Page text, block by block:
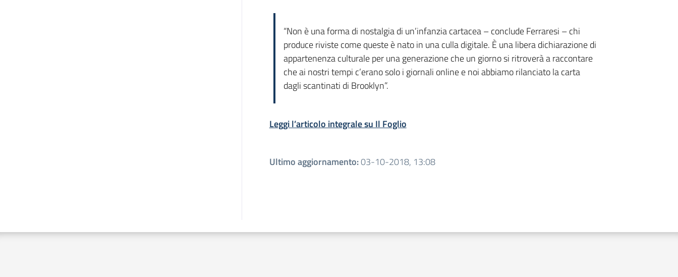
“Non è una forma di nostalgia di un’infanzia cartacea – conclude Ferraresi – chi
produce riviste come queste è nato in una culla digitale. È una libera dichiarazione di
appartenenza culturale per una generazione che un giorno si ritroverà a raccontare
che ai nostri tempi c’erano solo i giornali online e noi abbiamo rilanciato la carta
dagli scantinati di Brooklyn”.
Leggi l’articolo integrale su Il Foglio
Ultimo aggiornamento:03-10-2018, 13:08